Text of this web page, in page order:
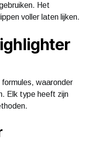
Het
voller laten lijken.
formules, waaronder
Elk type heeft zijn